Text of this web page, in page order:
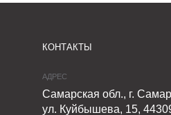
КОНТАКТЫ
АДРЕС
Самарская обл., г.
ул. Куйбышева, 15,